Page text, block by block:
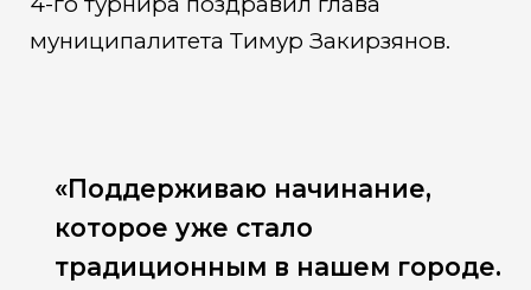
муниципалитета Тимур Закирзянов.
«Поддерживаю начинание,
которое уже стало
традиционным в нашем городе.